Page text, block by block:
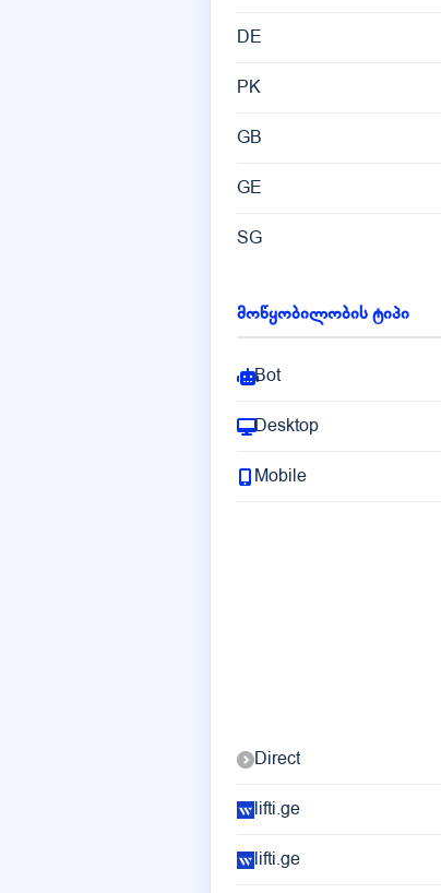
DE
PK
GB
GE
SG
FI
მოწყობილობის ტიპი
Bot
Desktop
Mobile
Direct
lifti.ge
lifti.ge